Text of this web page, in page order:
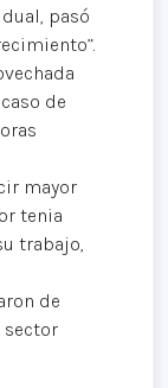
pasó
de
mayor
tenia
trabajo,
de
sector